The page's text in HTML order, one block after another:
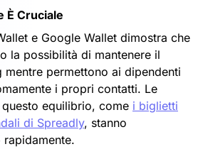
È Cruciale
e Google Wallet dimostra che
la possibilità di mantenere il
permettono ai dipendenti
i propri contatti. Le
equilibrio, come i biglietti
di Spreadly, stanno